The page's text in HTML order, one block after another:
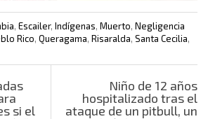
, Escailer, Indígenas, Muerto, Negligencia
Rico, Queragama, Risaralda, Santa Cecilia,
si el
Niño de 12 años
hospitalizado tras el
ataque de un pitbull, un